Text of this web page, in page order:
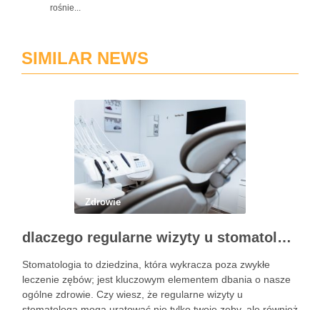
rośnie...
SIMILAR NEWS
Zdrowie
dlaczego regularne wizyty u stomatologa są kluczowe dla zdrowia jamy ustnej?
Stomatologia to dziedzina, która wykracza poza zwykłe
leczenie zębów; jest kluczowym elementem dbania o nasze
ogólne zdrowie. Czy wiesz, że regularne wizyty u